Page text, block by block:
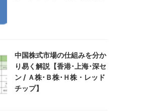
中国株式市場の仕組みを分か
り易く解説【香港･上海･深セ
ン / Ａ株･Ｂ株･Ｈ株・レッド
チップ】